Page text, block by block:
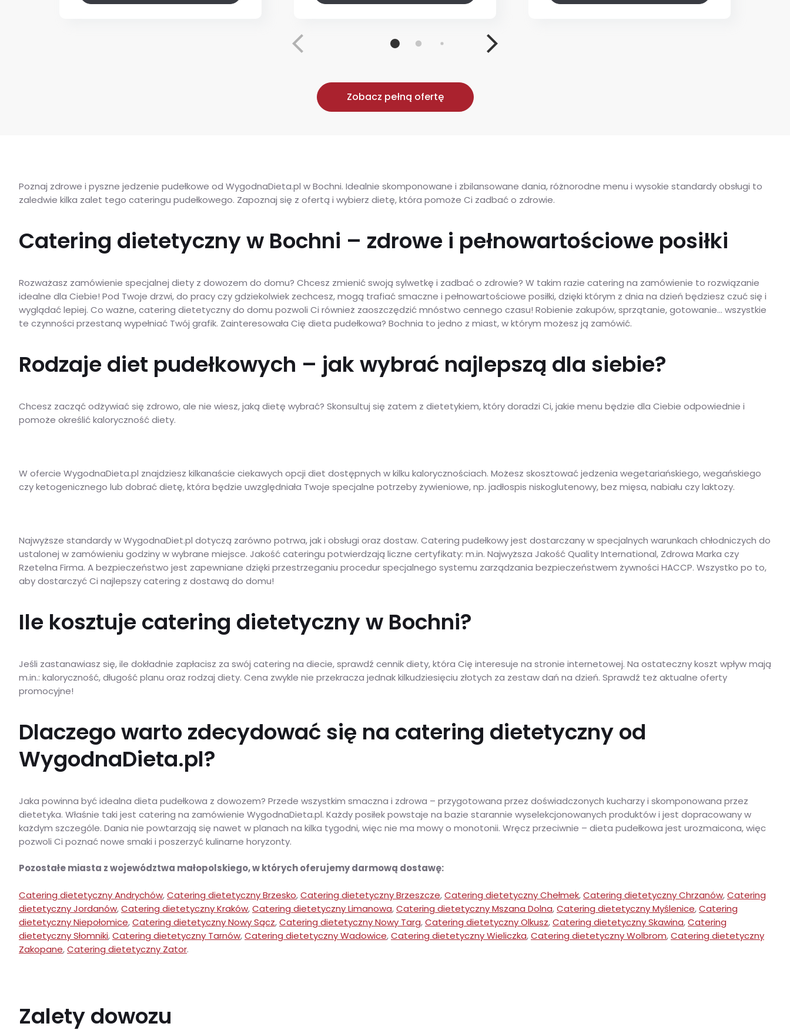
Zobacz pełną ofertę
Poznaj zdrowe i pyszne jedzenie pudełkowe od WygodnaDieta.pl w Bochni. Idealnie skomponowane i zbilansowane dania, różnorodne menu i wysokie standardy obsługi to
zaledwie kilka zalet tego cateringu pudełkowego. Zapoznaj się z ofertą i wybierz dietę, która pomoże Ci zadbać o zdrowie.
Catering dietetyczny w Bochni – zdrowe i pełnowartościowe posiłki
Rozważasz zamówienie specjalnej diety z dowozem do domu? Chcesz zmienić swoją sylwetkę i zadbać o zdrowie? W takim razie catering na zamówienie to rozwiązanie
idealne dla Ciebie! Pod Twoje drzwi, do pracy czy gdziekolwiek zechcesz, mogą trafiać smaczne i pełnowartościowe posiłki, dzięki którym z dnia na dzień będziesz czuć się i
wyglądać lepiej. Co ważne, catering dietetyczny do domu pozwoli Ci również zaoszczędzić mnóstwo cennego czasu! Robienie zakupów, sprzątanie, gotowanie… wszystkie
te czynności przestaną wypełniać Twój grafik. Zainteresowała Cię dieta pudełkowa? Bochnia to jedno z miast, w którym możesz ją zamówić.
Rodzaje diet pudełkowych – jak wybrać najlepszą dla siebie?
Chcesz zacząć odżywiać się zdrowo, ale nie wiesz, jaką dietę wybrać? Skonsultuj się zatem z dietetykiem, który doradzi Ci, jakie menu będzie dla Ciebie odpowiednie i
pomoże określić kaloryczność diety.
W ofercie WygodnaDieta.pl znajdziesz kilkanaście ciekawych opcji diet dostępnych w kilku kalorycznościach. Możesz skosztować jedzenia wegetariańskiego, wegańskiego
czy ketogenicznego lub dobrać dietę, która będzie uwzględniała Twoje specjalne potrzeby żywieniowe, np. jadłospis niskoglutenowy, bez mięsa, nabiału czy laktozy.
Najwyższe standardy w WygodnaDiet.pl dotyczą zarówno potrwa, jak i obsługi oraz dostaw. Catering pudełkowy jest dostarczany w specjalnych warunkach chłodniczych do
ustalonej w zamówieniu godziny w wybrane miejsce. Jakość cateringu potwierdzają liczne certyfikaty: m.in. Najwyższa Jakość Quality International, Zdrowa Marka czy
Rzetelna Firma. A bezpieczeństwo jest zapewniane dzięki przestrzeganiu procedur specjalnego systemu zarządzania bezpieczeństwem żywności HACCP. Wszystko po to,
aby dostarczyć Ci najlepszy catering z dostawą do domu!
Ile kosztuje catering dietetyczny w Bochni?
Jeśli zastanawiasz się, ile dokładnie zapłacisz za swój catering na diecie, sprawdź cennik diety, która Cię interesuje na stronie internetowej. Na ostateczny koszt wpływ mają
m.in.: kaloryczność, długość planu oraz rodzaj diety. Cena zwykle nie przekracza jednak kilkudziesięciu złotych za zestaw dań na dzień. Sprawdź też aktualne oferty
promocyjne!
Dlaczego warto zdecydować się na catering dietetyczny od
WygodnaDieta.pl?
Jaka powinna być idealna dieta pudełkowa z dowozem? Przede wszystkim smaczna i zdrowa – przygotowana przez doświadczonych kucharzy i skomponowana przez
dietetyka. Właśnie taki jest catering na zamówienie WygodnaDieta.pl. Każdy posiłek powstaje na bazie starannie wyselekcjonowanych produktów i jest dopracowany w
każdym szczególe. Dania nie powtarzają się nawet w planach na kilka tygodni, więc nie ma mowy o monotonii. Wręcz przeciwnie – dieta pudełkowa jest urozmaicona, więc
pozwoli Ci poznać nowe smaki i poszerzyć kulinarne horyzonty.
Pozostałe miasta z województwa małopolskiego, w których oferujemy darmową dostawę:
Catering dietetyczny Andrychów,Catering dietetyczny Brzesko,Catering dietetyczny Brzeszcze,Catering dietetyczny Chełmek,Catering dietetyczny Chrzanów,Catering
dietetyczny Jordanów,Catering dietetyczny Kraków,Catering dietetyczny Limanowa,Catering dietetyczny Mszana Dolna,Catering dietetyczny Myślenice,Catering
dietetyczny Niepołomice,Catering dietetyczny Nowy Sącz,Catering dietetyczny Nowy Targ,Catering dietetyczny Olkusz,Catering dietetyczny Skawina,Catering
dietetyczny Słomniki,Catering dietetyczny Tarnów,Catering dietetyczny Wadowice,Catering dietetyczny Wieliczka,Catering dietetyczny Wolbrom,Catering dietetyczny
Zakopane,Catering dietetyczny Zator.
Zalety dowozu